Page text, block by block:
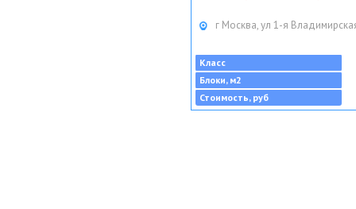
г Москва, ул 1-я
Класс
Блоки, м2
Стоимость, руб